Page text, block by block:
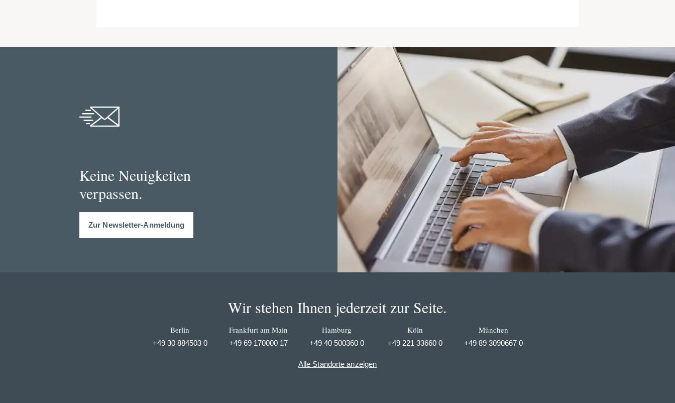
Keine Neuigkeiten
verpassen.
Zur Newsletter-Anmeldung
Wir stehen Ihnen jederzeit zur Seite.
Berlin
+49 30 884503 0
Frankfurt am Main
+49 69 170000 17
Hamburg
+49 40 500360 0
Köln
+49 221 33660 0
München
+49 89 3090667 0
Alle Standorte anzeigen